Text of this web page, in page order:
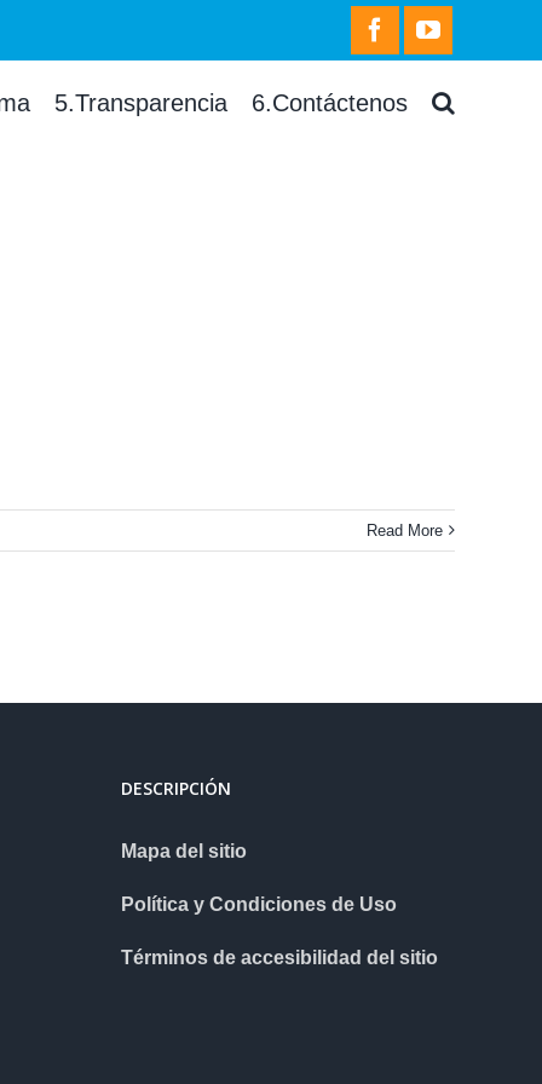
facebookyoutube
5.Transparencia 6.Contáctenos
Read More
DESCRIPCIÓN
Mapa del sitio
Política y Condiciones de Uso
Términos de accesibilidad del sitio